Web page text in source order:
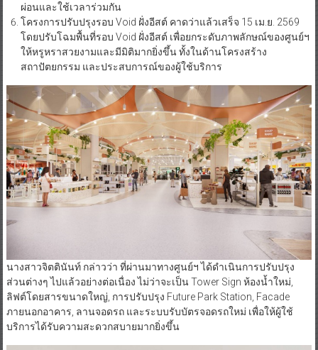
ผ่อนและใช้เวลาร่วมกัน
โครงการปรับปรุงรอบ Void ฝั่งอีสต์ คาดว่าแล้วเสร็จ 15 เม.ย. 2569
โดยปรับโฉมพื้นที่รอบ Void ฝั่งอีสต์ เพื่อยกระดับภาพลักษณ์ของศูนย์ฯ
ให้หรูหราสวยงามและมีมิติมากยิ่งขึ้น ทั้งในด้านโครงสร้าง
สถาปัตยกรรม และประสบการณ์ของผู้ใช้บริการ
นางสาวจิตตินันท์ กล่าวว่า ที่ผ่านมาทางศูนย์ฯ ได้ดำเนินการปรับปรุง
ส่วนต่างๆ ไปแล้วอย่างต่อเนื่อง ไม่ว่าจะเป็น Tower Sign ห้องน้ำใหม่,
ลิฟต์โดยสารขนาดใหญ่, การปรับปรุง Future Park Station, Facade
ภายนอกอาคาร, ลานจอดรถ และระบบรับบัตรจอดรถใหม่ เพื่อให้ผู้ใช้
บริการได้รับความสะดวกสบายมากยิ่งขึ้น